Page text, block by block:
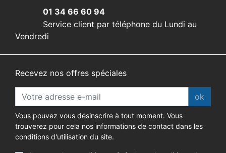
01 34 66 60 94
Service client par téléphone du Lundi au
Vendredi
Recevez nos offres spéciales
ok
Vous pouvez vous désinscrire à tout moment. Vous
trouverez pour cela nos informations de contact dans les
conditions d'utilisation du site.